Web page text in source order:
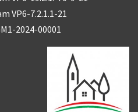
VP6-7.2.1.1-21
2024-00001